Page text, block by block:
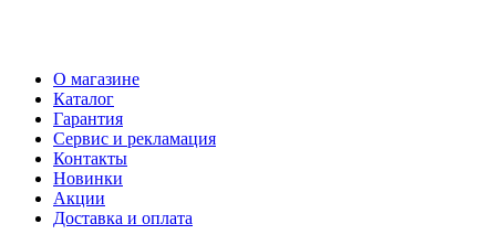
О магазине
Каталог
Гарантия
Сервис и рекламация
Контакты
Новинки
Акции
Доставка и оплата